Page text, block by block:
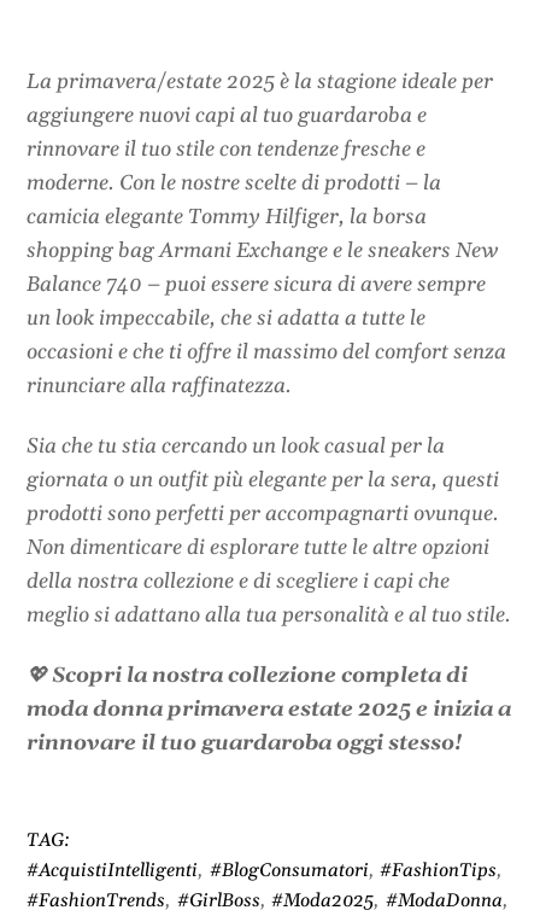
La primavera/estate 2025 è la stagione ideale per
aggiungere nuovi capi al tuo guardaroba e
rinnovare il tuo stile con tendenze fresche e
moderne. Con le nostre scelte di prodotti – la
camicia elegante Tommy Hilfiger, la borsa
shopping bag Armani Exchange e le sneakers New
Balance 740 – puoi essere sicura di avere sempre
un look impeccabile, che si adatta a tutte le
occasioni e che ti offre il massimo del comfort senza
rinunciare alla raffinatezza.
Sia che tu stia cercando un look casual per la
giornata o un outfit più elegante per la sera, questi
prodotti sono perfetti per accompagnarti ovunque.
Non dimenticare di esplorare tutte le altre opzioni
della nostra collezione e di scegliere i capi che
meglio si adattano alla tua personalità e al tuo stile.
💖Scopri la nostra collezione completa di
moda donna primavera estate 2025 e inizia a
rinnovare il tuo guardaroba oggi stesso!
TAG:
#AcquistiIntelligenti, #BlogConsumatori, #FashionTips,
#FashionTrends, #GirlBoss, #Moda2025, #ModaDonna,